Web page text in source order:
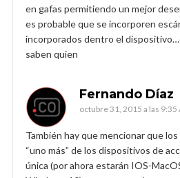
en gafas permitiendo un mejor
es probable que se incorporen
incorporados dentro el
saben quien
Fernando Díaz
octubre 31, 2015 a las 9:35
También hay que mencionar que
“uno más” de los dispositivos de
única (por ahora estarán IOS-